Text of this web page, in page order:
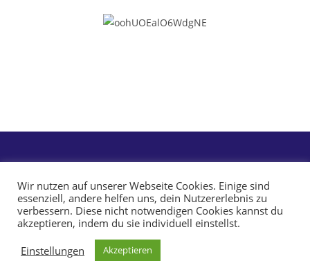
Impressum Datenschutz
Wir nutzen auf unserer Webseite Cookies. Einige sind
essenziell, andere helfen uns, dein Nutzererlebnis zu
verbessern. Diese nicht notwendigen Cookies kannst du
akzeptieren, indem du sie individuell einstellst.
Einstellungen
Akzeptieren